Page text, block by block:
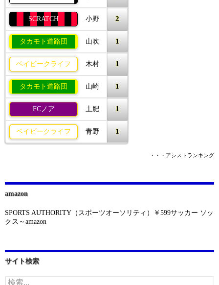
SCRATCH 小野 2
タカモト道路団 山吹 1
ベイビークライフ 木村 1
タカモト道路団 山崎 1
FCノア 土肥 1
ベイビークライフ 青野 1
・・・アシストランキング
amazon
SPORTS AUTHORITY（スポーツオーソリティ）￥599サッカー ソッ
クス～amazon
サイト検索
検